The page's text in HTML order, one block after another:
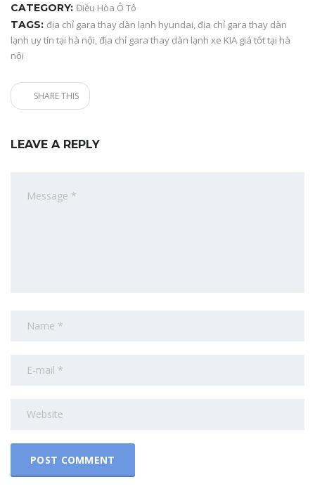
CATEGORY: Điều Hòa Ô Tô
TAGS: địa chỉ gara thay dàn lạnh hyundai,địa chỉ gara thay dàn
lạnh uy tín tại hà nội,địa chỉ gara thay dàn lạnh xe KIA giá tốt tại hà
nội
SHARE THIS
LEAVE A REPLY